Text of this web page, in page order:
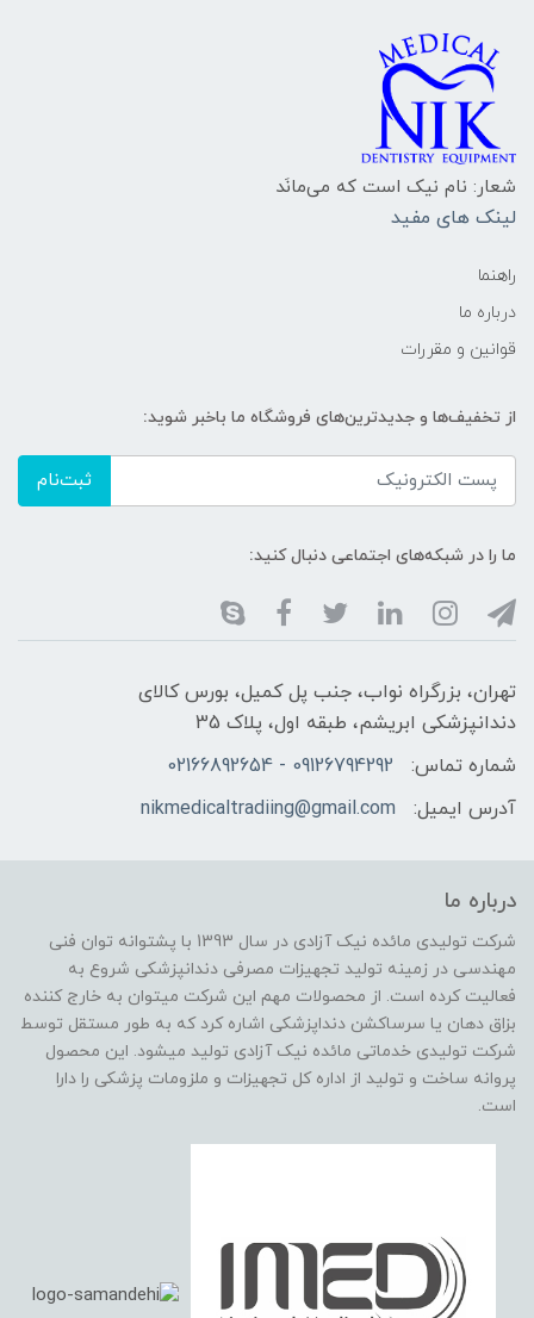
شعار: نام نیک است که می‌مانَد
لینک های مفید
راهنما
درباره ما
قوانین و مقررات
از تخفیف‌ها و جدیدترین‌های فروشگاه ما باخبر شوید:
ثبت‌نام
ما را در شبکه‌های اجتماعی دنبال کنید:
تهران، بزرگراه نواب، جنب پل کمیل، بورس کالای
دندانپزشکی ابریشم، طبقه اول، پلاک 35
شماره تماس:
09126794292 - 02166892654
آدرس ایمیل:
nikmedicaltradiing@gmail.com
درباره ما
شرکت تولیدی مائده نیک آزادی در سال 1393 با پشتوانه توان فنی
مهندسی در زمینه تولید تجهیزات مصرفی دندانپزشکی شروع به
فعالیت کرده است. از محصولات مهم این شرکت میتوان به خارج کننده
بزاق دهان یا سرساکشن دنداپزشکی اشاره کرد که به طور مستقل توسط
شرکت تولیدی خدماتی مائده نیک آزادی تولید میشود. این محصول
پروانه ساخت و تولید از اداره کل تجهیزات و ملزومات پزشکی را دارا
است.